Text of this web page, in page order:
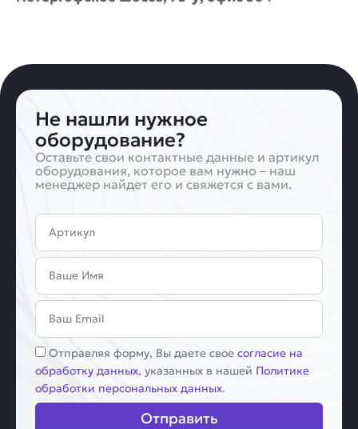
Не нашли нужное
оборудование?
Оставьте свои контактные данные и артикул
оборудования, которое вам нужно – наш
менеджер найдет его и свяжется с вами.
Артикул
Имя
Email
Соглашение
Отправляя форму, Вы даете свое согласие на
обработку данных, указанных в нашей Политике
обработки персональных данных.
Отправить